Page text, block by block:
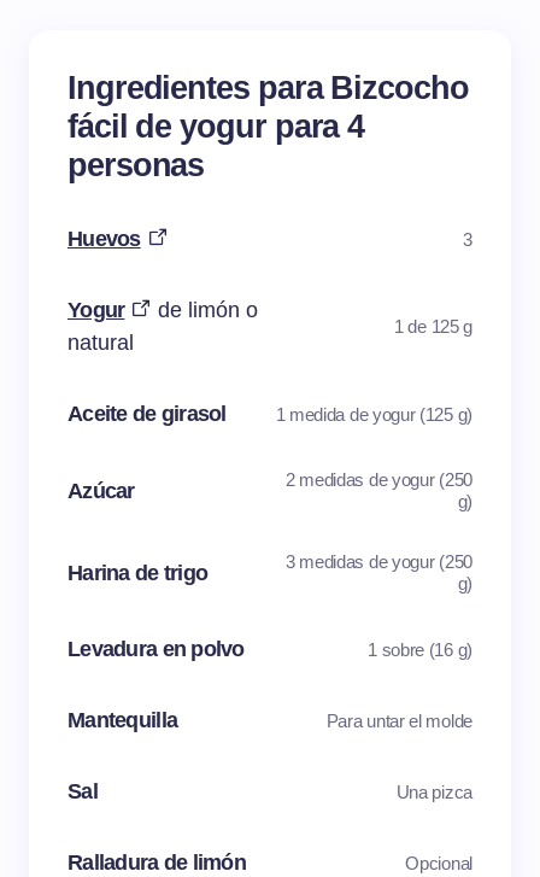
Ingredientes para Bizcocho
fácil de yogur para 4
personas
Huevos 3
Yogur
de limón o
natural
1 de 125 g
Aceite de girasol 1 medida de yogur (125 g)
Azúcar
2 medidas de yogur (250
g)
Harina de trigo
3 medidas de yogur (250
g)
Levadura en polvo 1 sobre (16 g)
Mantequilla Para untar el molde
Sal Una pizca
Ralladura de limón Opcional